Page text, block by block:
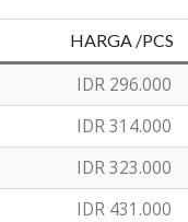
HARGA /PCS
IDR 296.000
IDR 314.000
IDR 323.000
IDR 431.000